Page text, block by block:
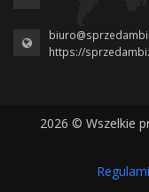
https://
2026 © Wszelkie